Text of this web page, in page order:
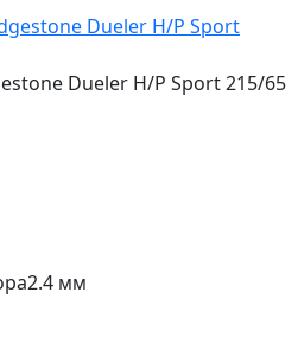
Dueler H/P Sport 215/65
2.4 мм